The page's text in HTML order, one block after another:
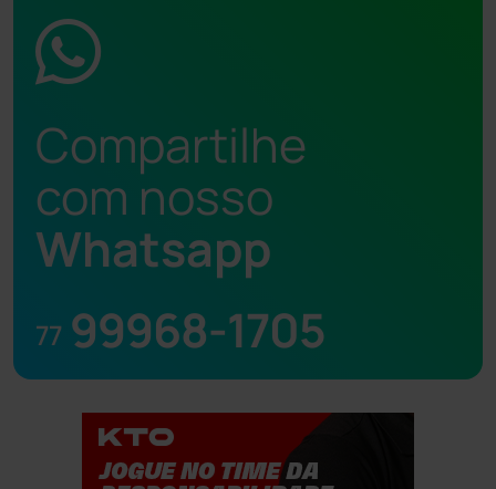
Compartilhe
com nosso
Whatsapp
77 99968-1705